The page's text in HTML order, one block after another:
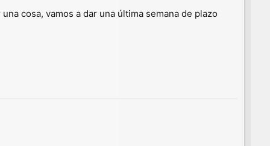
cosa, vamos a dar una última semana de plazo